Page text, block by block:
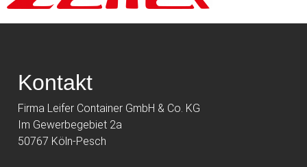
Kontakt
Firma Leifer Container GmbH & Co. KG
Im Gewerbegebiet 2a
50767 Köln-Pesch